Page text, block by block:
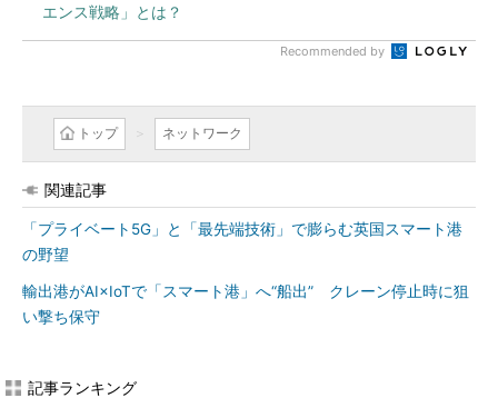
エンス戦略」とは？
Recommended by
トップ ネットワーク
関連記事
「プライベート5G」と「最先端技術」で膨らむ英国スマート港
の野望
輸出港がAI×IoTで「スマート港」へ“船出” クレーン停止時に狙
い撃ち保守
記事ランキング